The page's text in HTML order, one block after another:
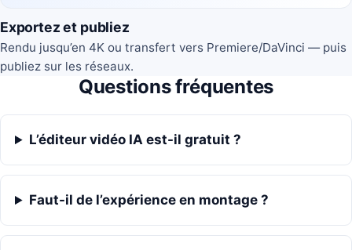
Exportez et publiez
Rendu jusqu’en 4K ou transfert vers Premiere/DaVinci — puis
publiez sur les réseaux.
Questions fréquentes
L’éditeur vidéo IA est-il gratuit ?
Faut-il de l’expérience en montage ?